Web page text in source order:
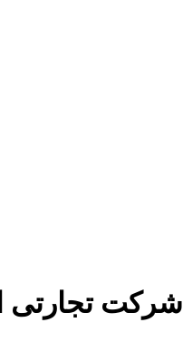
شرکت تجارتی